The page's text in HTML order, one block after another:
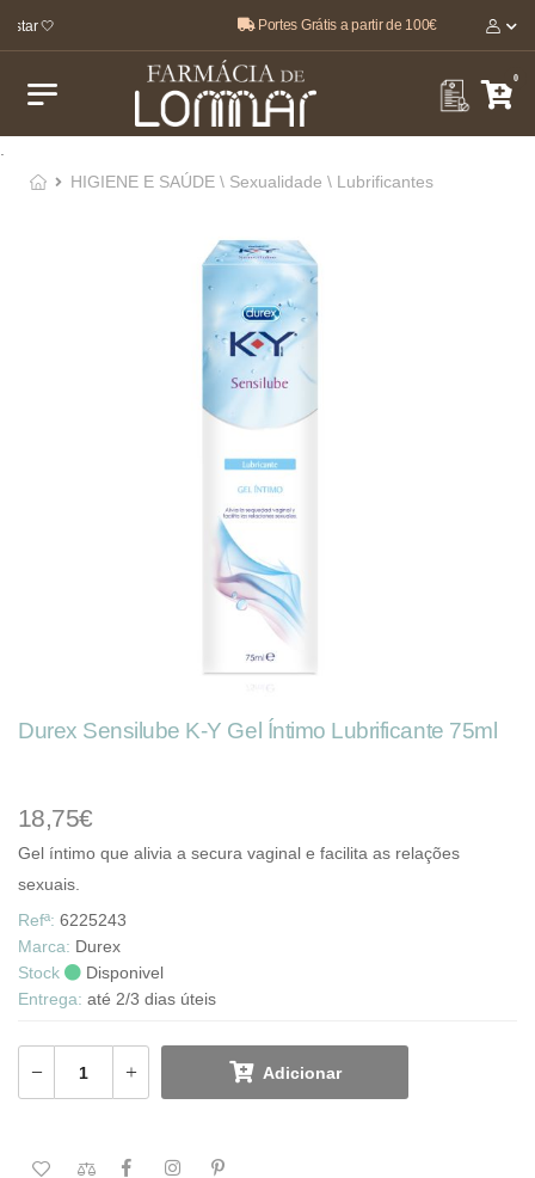
🤍 Portes Grátis a partir de 100€
0
HIGIENE E SAÚDE \ Sexualidade \ Lubrificantes
Durex Sensilube K-Y Gel Íntimo Lubrificante 75ml
18,75€
Gel íntimo que alivia a secura vaginal e facilita as relações
sexuais.
Refª: 6225243
Marca: Durex
Stock
Disponivel
Entrega: até 2/3 dias úteis
Adicionar